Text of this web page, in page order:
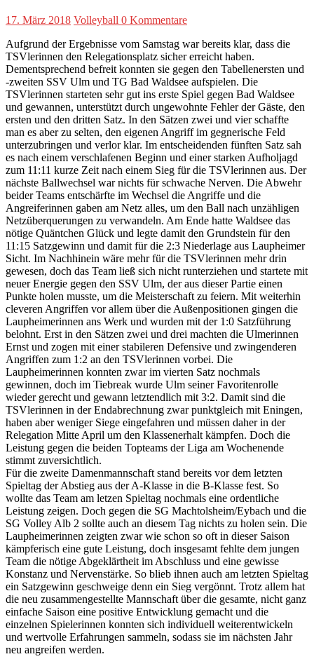
17. März 2018 Volleyball 0 Kommentare
Aufgrund der Ergebnisse vom Samstag war bereits klar, dass die
TSVlerinnen den Relegationsplatz sicher erreicht haben.
Dementsprechend befreit konnten sie gegen den Tabellenersten und
-zweiten SSV Ulm und TG Bad Waldsee aufspielen. Die
TSVlerinnen starteten sehr gut ins erste Spiel gegen Bad Waldsee
und gewannen, unterstützt durch ungewohnte Fehler der Gäste, den
ersten und den dritten Satz. In den Sätzen zwei und vier schaffte
man es aber zu selten, den eigenen Angriff im gegnerische Feld
unterzubringen und verlor klar. Im entscheidenden fünften Satz sah
es nach einem verschlafenen Beginn und einer starken Aufholjagd
zum 11:11 kurze Zeit nach einem Sieg für die TSVlerinnen aus. Der
nächste Ballwechsel war nichts für schwache Nerven. Die Abwehr
beider Teams entschärfte im Wechsel die Angriffe und die
Angreiferinnen gaben am Netz alles, um den Ball nach unzähligen
Netzüberquerungen zu verwandeln. Am Ende hatte Waldsee das
nötige Quäntchen Glück und legte damit den Grundstein für den
11:15 Satzgewinn und damit für die 2:3 Niederlage aus Laupheimer
Sicht. Im Nachhinein wäre mehr für die TSVlerinnen mehr drin
gewesen, doch das Team ließ sich nicht runterziehen und startete mit
neuer Energie gegen den SSV Ulm, der aus dieser Partie einen
Punkte holen musste, um die Meisterschaft zu feiern. Mit weiterhin
cleveren Angriffen vor allem über die Außenpositionen gingen die
Laupheimerinnen ans Werk und wurden mit der 1:0 Satzführung
belohnt. Erst in den Sätzen zwei und drei machten die Ulmerinnen
Ernst und zogen mit einer stabileren Defensive und zwingenderen
Angriffen zum 1:2 an den TSVlerinnen vorbei. Die
Laupheimerinnen konnten zwar im vierten Satz nochmals
gewinnen, doch im Tiebreak wurde Ulm seiner Favoritenrolle
wieder gerecht und gewann letztendlich mit 3:2. Damit sind die
TSVlerinnen in der Endabrechnung zwar punktgleich mit Eningen,
haben aber weniger Siege eingefahren und müssen daher in der
Relegation Mitte April um den Klassenerhalt kämpfen. Doch die
Leistung gegen die beiden Topteams der Liga am Wochenende
stimmt zuversichtlich.
Für die zweite Damenmannschaft stand bereits vor dem letzten
Spieltag der Abstieg aus der A-Klasse in die B-Klasse fest. So
wollte das Team am letzen Spieltag nochmals eine ordentliche
Leistung zeigen. Doch gegen die SG Machtolsheim/Eybach und die
SG Volley Alb 2 sollte auch an diesem Tag nichts zu holen sein. Die
Laupheimerinnen zeigten zwar wie schon so oft in dieser Saison
kämpferisch eine gute Leistung, doch insgesamt fehlte dem jungen
Team die nötige Abgeklärtheit im Abschluss und eine gewisse
Konstanz und Nervenstärke. So blieb ihnen auch am letzten Spieltag
ein Satzgewinn geschweige denn ein Sieg vergönnt. Trotz allem hat
die neu zusammengestellte Mannschaft über die gesamte, nicht ganz
einfache Saison eine positive Entwicklung gemacht und die
einzelnen Spielerinnen konnten sich individuell weiterentwickeln
und wertvolle Erfahrungen sammeln, sodass sie im nächsten Jahr
neu angreifen werden.